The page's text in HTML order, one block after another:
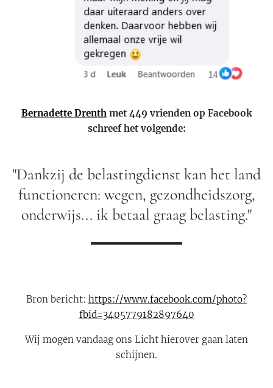
Bernadette Drenth met 449 vrienden op Facebook
schreef het volgende:
"Dankzij de belastingdienst kan het land
functioneren: wegen, gezondheidszorg,
onderwijs... ik betaal graag belasting."
Bron bericht: https://www.facebook.com/photo?
fbid=3405779182897640
Wij mogen vandaag ons Licht hierover gaan laten
schijnen.